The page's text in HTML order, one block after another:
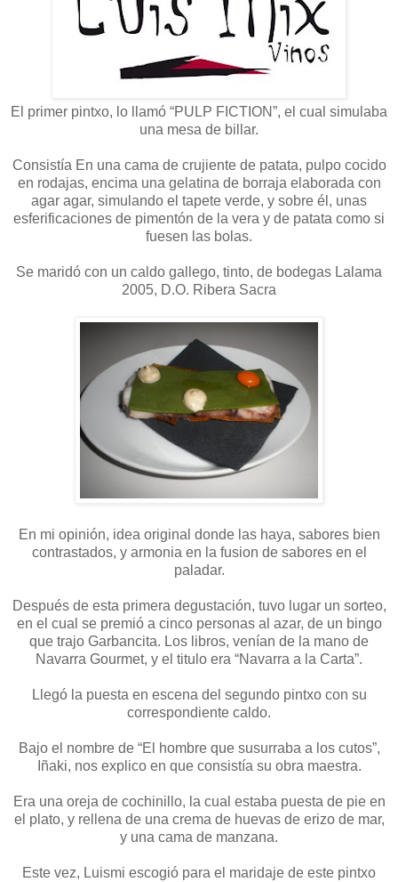
El primer pintxo, lo llamó “PULP FICTION”, el cual simulaba
una mesa de billar.
Consistía En una cama de crujiente de patata, pulpo cocido
en rodajas, encima una gelatina de borraja elaborada con
agar agar, simulando el tapete verde, y sobre él, unas
esferificaciones de pimentón de la vera y de patata como si
fuesen las bolas.
Se maridó con un caldo gallego, tinto, de bodegas Lalama
2005, D.O. Ribera Sacra
En mi opinión, idea original donde las haya, sabores bien
contrastados, y armonia en la fusion de sabores en el
paladar.
Después de esta primera degustación, tuvo lugar un sorteo,
en el cual se premió a cinco personas al azar, de un bingo
que trajo Garbancita. Los libros, venían de la mano de
Navarra Gourmet, y el titulo era “Navarra a la Carta”.
Llegó la puesta en escena del segundo pintxo con su
correspondiente caldo.
Bajo el nombre de “El hombre que susurraba a los cutos”,
Iñaki, nos explico en que consistía su obra maestra.
Era una oreja de cochinillo, la cual estaba puesta de pie en
el plato, y rellena de una crema de huevas de erizo de mar,
y una cama de manzana.
Este vez, Luismi escogió para el maridaje de este pintxo